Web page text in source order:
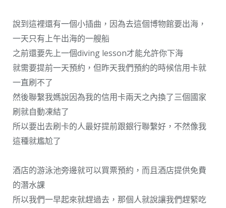
說到這裡還有一個小插曲，因為去這個博物館要出海，
一天只有上午出海的一艘船
之前還要先上一個diving lesson才能允許你下海
就需要提前一天預約，但昨天我們預約的時候信用卡就
一直刷不了
然後聯繫我媽說因為我的信用卡兩天之內換了三個國家
刷就自動凍結了
所以要出去刷卡的人最好提前跟銀行聯繫好，不然像我
這種就尷尬了
酒店的游泳池旁邊就可以買票預約，而且酒店提供免費
的潛水課
所以我們一早起來就趕過去，那個人就說讓我們趕緊吃